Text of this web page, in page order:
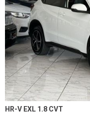
HR-V EXL 1.8 CVT